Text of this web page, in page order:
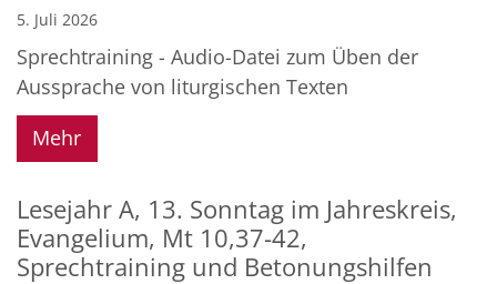
5. Juli 2026
Sprechtraining - Audio-Datei zum Üben der
Aussprache von liturgischen Texten
Mehr
Lesejahr A, 13. Sonntag im Jahreskreis,
Evangelium, Mt 10,37-42,
Sprechtraining und Betonungshilfen